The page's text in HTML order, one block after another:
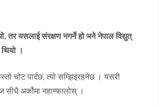
यसलाई संरक्षण नगर्ने हो भने नेपाल विद्युत्
।
चोट पार्दछ, त्यो सम्झिइरहनेछ । यसरी
सीधै अर्कोमा नहाम्फालोस् ।